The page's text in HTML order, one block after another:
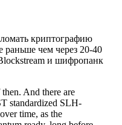
криптографию
раньше чем через 20-40
и шифропанк
And there are
standardized SLH-
time, as the